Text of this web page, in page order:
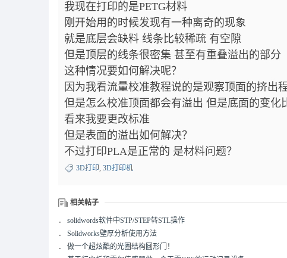
我现在打印的是PETG材料
刚开始用的时候发现有一种离奇的现象
就是底层会缺料 线条比较稀疏 有空隙
但是顶层的线条很密集 甚至有重叠溢出的部分
这种情况要如何解决呢？
因为我看流量校准教程说的是观察顶面的挤出
但是怎么校准顶面都会有溢出 但是底面的变化
看来我要更改标准
但是表面的溢出如何解决？
不过打印PLA是正常的 是材料问题？
3D打印, 3D打印机
相关帖子
． solidwords软件中STP/STEP转STL操作
． Solidworks壁厚分析使用方法
． 做一个超炫酷的光圈结构圆形门！